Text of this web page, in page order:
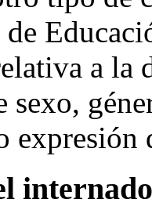
a la
sexo,
expresión
internado